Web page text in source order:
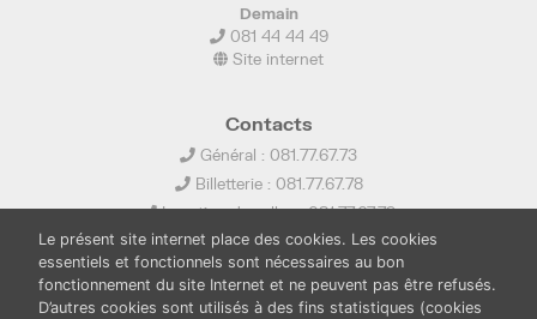
Demain
081 44 44 49
Site internet
Contacts
Général : 081.77.67.73
Billetterie : 081.77.67.78
Location de salles : 081.77.67.79
info@ledelta.be
Le présent site internet place des cookies. Les cookies
essentiels et fonctionnels sont nécessaires au bon
fonctionnement du site Internet et ne peuvent pas être refusés.
D’autres cookies sont utilisés à des fins statistiques (cookies